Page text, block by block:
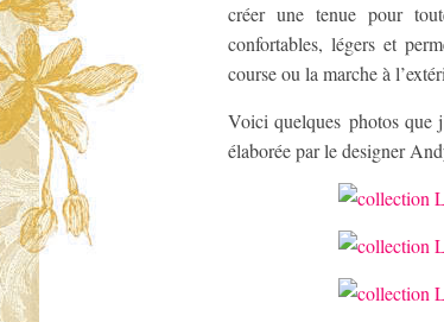
créer une tenue pour
confortables, légers et
course ou la marche à
Voici quelques photos que
élaborée par le designer